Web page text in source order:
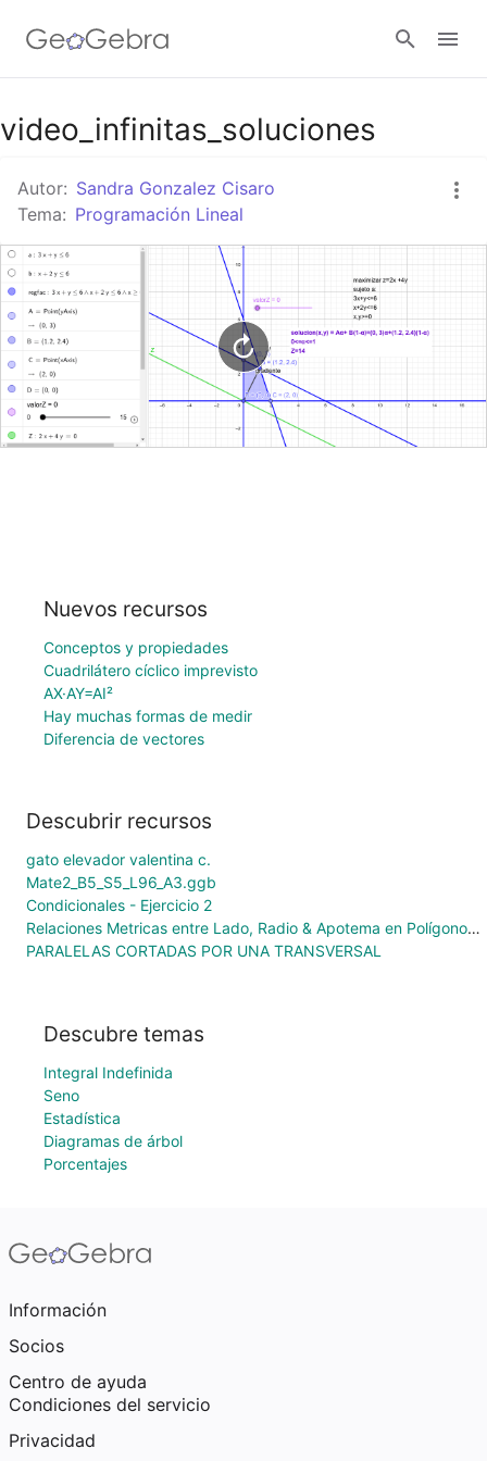
Google Classroom
GeoGebra Classroom
Abrir sesión
video_infinitas_soluciones
Autor: Sandra Gonzalez Cisaro
Tema: Programación Lineal
Nuevos recursos
Conceptos y propiedades
Cuadrilátero cíclico imprevisto
AX·AY=AI²
Hay muchas formas de medir
Diferencia de vectores
Descubrir recursos
gato elevador valentina c.
Mate2_B5_S5_L96_A3.ggb
Condicionales - Ejercicio 2
Relaciones Metricas entre Lado, Radio & Apotema en Polígonos Regulares
PARALELAS CORTADAS POR UNA TRANSVERSAL
Descubre temas
Integral Indefinida
Seno
Estadística
Diagramas de árbol
Porcentajes
Información
Socios
Centro de ayuda
Condiciones del servicio
Privacidad